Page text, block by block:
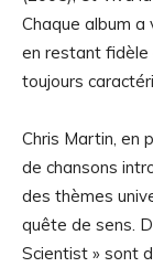
Chaque album
en restant fidèle
toujours
Chris Martin, en
de chansons
des thèmes
quête de sens.
Scientist » sont